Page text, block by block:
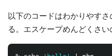
以下のコードはわかりやす
る。エスケープめんどくさ